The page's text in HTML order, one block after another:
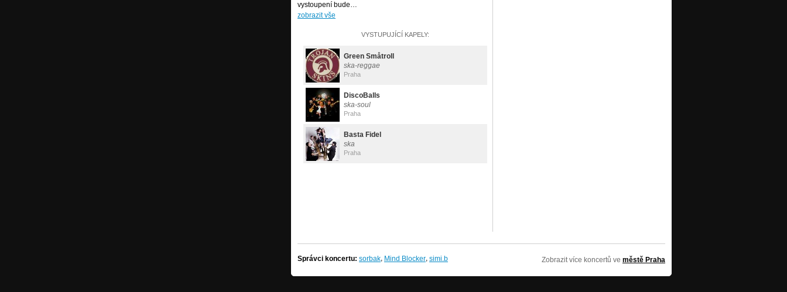
vystoupení bude…
zobrazit vše
VYSTUPUJÍCÍ KAPELY:
Green Småtroll
ska-reggae
Praha
DiscoBalls
ska-soul
Praha
Basta Fidel
ska
Praha
Správci koncertu: sorbak, Mind Blocker, simi.b Zobrazit více koncertů ve městě Praha